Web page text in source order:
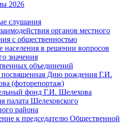
2026
слушания
органов местного
с общественностью
населения в решении вопросов
значения
объединений
Дню рождения Г.И.
(фоторепортаж)
фонд Г.И. Шелехова
палата Шелеховского
района
к председателю Общественной